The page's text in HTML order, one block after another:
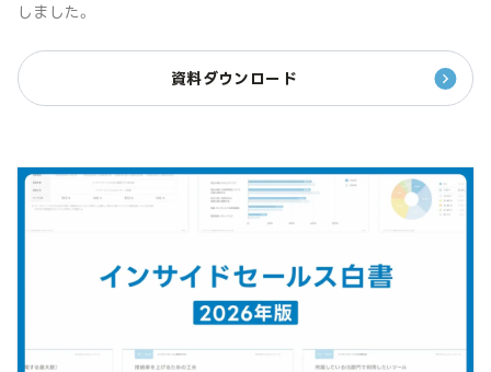
しました。
資料ダウンロード